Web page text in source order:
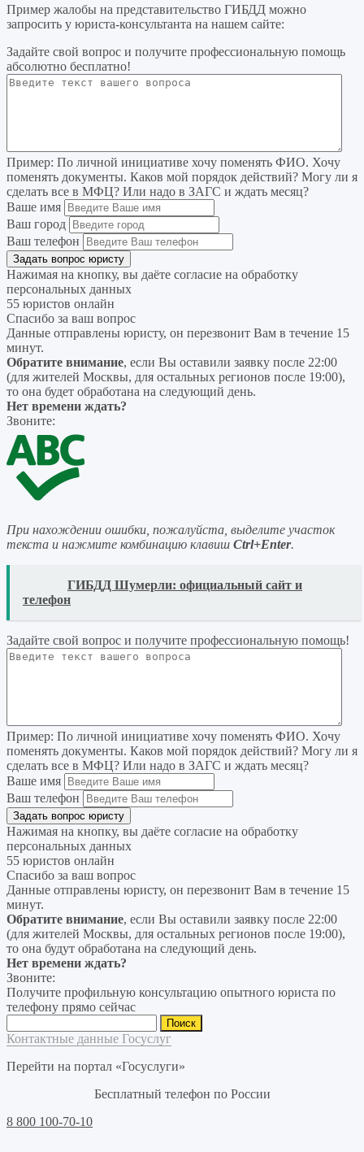
Пример жалобы на представительство ГИБДД можно
запросить у юриста-консультанта на нашем сайте:
Задайте свой вопрос и получите профессиональную помощь
абсолютно бесплатно!
Пример: По личной инициативе хочу поменять ФИО. Хочу
поменять документы. Каков мой порядок действий? Могу ли я
сделать все в МФЦ? Или надо в ЗАГС и ждать месяц?
Ваше имя
Ваш город
Ваш телефон
Нажимая на кнопку, вы даёте согласие на обработку
персональных данных
55 юристов онлайн
Спасибо за ваш вопрос
Данные отправлены юристу, он перезвонит Вам в течение 15
минут.
Обратите внимание, если Вы оставили заявку после 22:00
(для жителей Москвы, для остальных регионов после 19:00),
то она будет обработана на следующий день.
Нет времени ждать?
Звоните:
При нахождении ошибки, пожалуйста, выделите участок
текста и нажмите комбинацию клавиш Ctrl+Enter.
ГИБДД Шумерли: официальный сайт и
телефон
Задайте свой вопрос и получите профессиональную помощь!
Пример: По личной инициативе хочу поменять ФИО. Хочу
поменять документы. Каков мой порядок действий? Могу ли я
сделать все в МФЦ? Или надо в ЗАГС и ждать месяц?
Ваше имя
Ваш телефон
Нажимая на кнопку, вы даёте согласие на обработку
персональных данных
55 юристов онлайн
Спасибо за ваш вопрос
Данные отправлены юристу, он перезвонит Вам в течение 15
минут.
Обратите внимание, если Вы оставили заявку после 22:00
(для жителей Москвы, для остальных регионов после 19:00),
то она будут обработана на следующий день.
Нет времени ждать?
Звоните:
Получите профильную консультацию опытного юриста по
телефону прямо сейчас
Контактные данные Госуслуг
Перейти на портал «Госуслуги»
Бесплатный телефон по России
8 800 100-70-10